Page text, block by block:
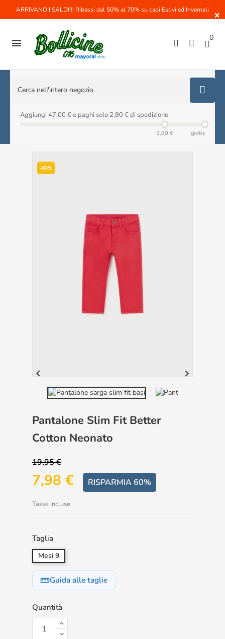
×
ARRIVANO I SALDI!!! Ribassi dal 50% al 70% su capi Estivi ed Invernali
 0
Aggiungi 47,00 € e paghi solo 2,90 € di spedizione
2,90 € gratis
-60%
 
Pantalone Slim Fit Better
Cotton Neonato
19,95 €
7,98 € RISPARMIA 60%
Tasse incluse
Taglia
Mesi 9
straightenGuida alle taglie
Quantità